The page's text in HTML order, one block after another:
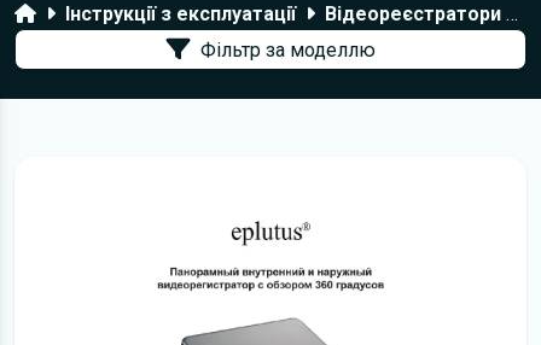
ГоловнаІнструкції з експлуатації
Відеореєстратори Eplutus
Фільтр за моделлю